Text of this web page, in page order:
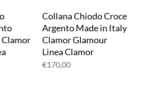
Collana Chiodo Croce
Argento Made in Italy
Clamor Glamour
Linea Clamor
€170,00